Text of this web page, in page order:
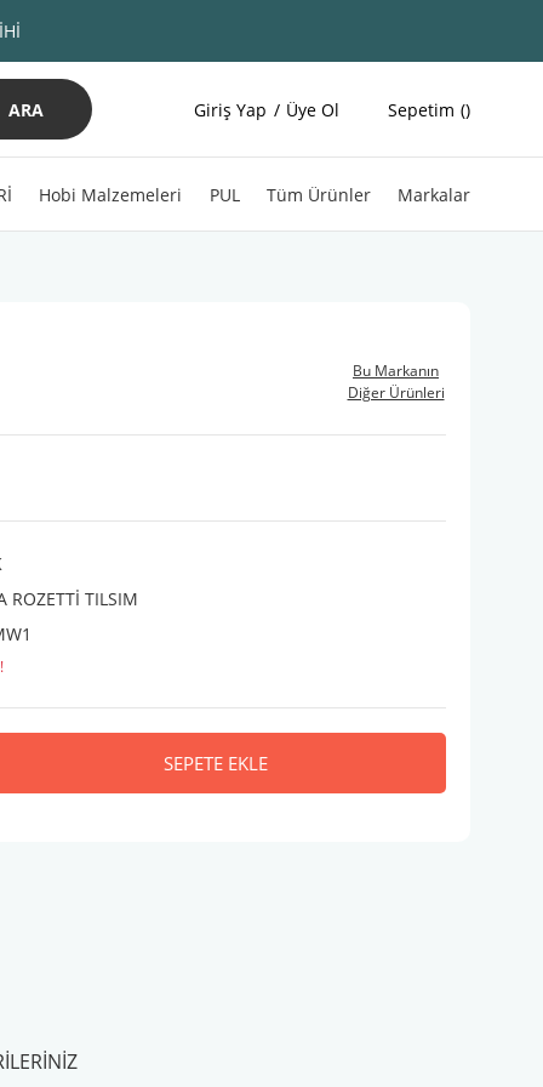
ARA Giriş Yap Üye Ol Sepetim
Hobi Malzemeleri PUL Tüm Ürünler Markalar
Bu Markanın
Diğer Ürünleri
ROZETTİ TILSIM
SEPETE EKLE